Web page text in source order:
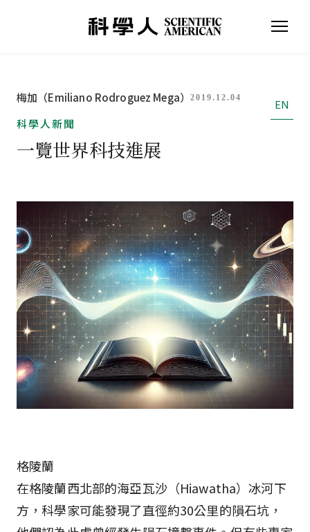
梅加（Emiliano Rodroguez Mega）2019.12.04
EN
科學人新聞
一覽世界科技進展
格陵蘭
在格陵蘭西北部的海亞瓦沙（Hiawatha）冰河下
方，科學家可能發現了直徑約30公里的隕石坑，